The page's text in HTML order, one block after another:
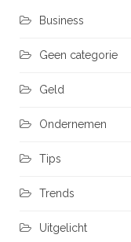
Business
Geen categorie
Geld
Ondernemen
Tips
Trends
Uitgelicht